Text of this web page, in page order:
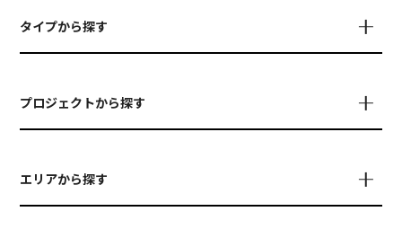
タイプから探す
プロジェクトから探す
エリアから探す